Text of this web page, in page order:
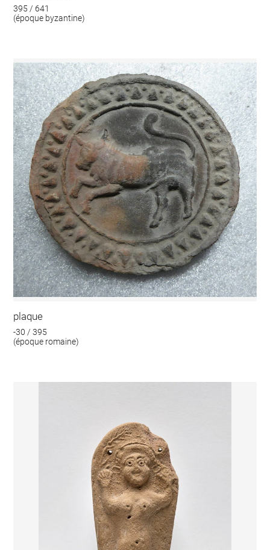
395 / 641
(époque byzantine)
plaque
-30 / 395
(époque romaine)